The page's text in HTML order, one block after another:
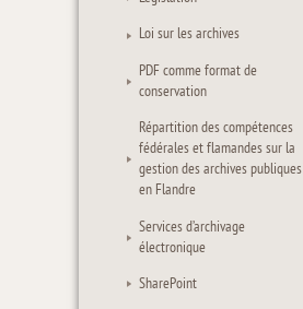
Loi sur les archives
PDF comme format de
conservation
Répartition des compétences
fédérales et flamandes sur la
gestion des archives publiques
en Flandre
Services d’archivage
électronique
SharePoint